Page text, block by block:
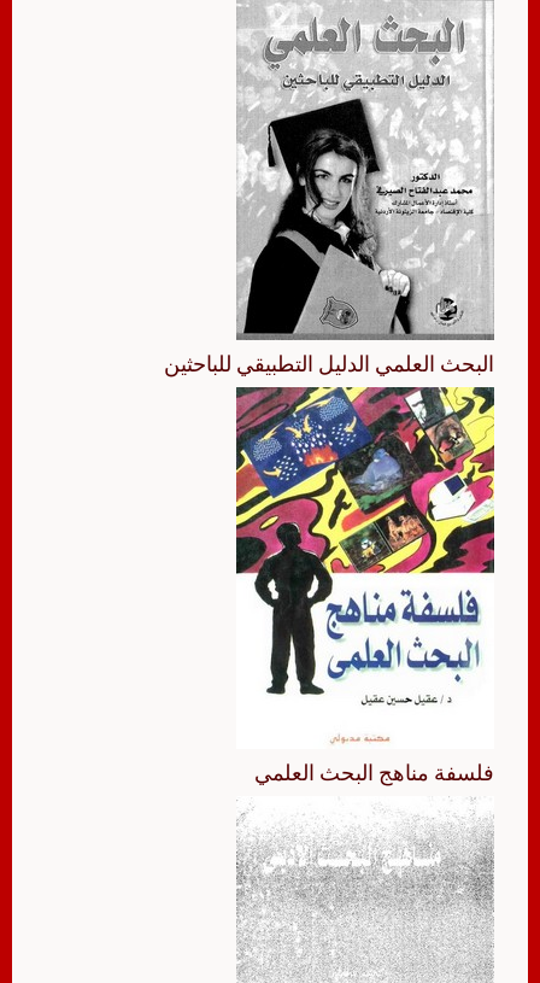
البحث العلمي الدليل التطبيقي للباحثين
فلسفة مناهج البحث العلمي